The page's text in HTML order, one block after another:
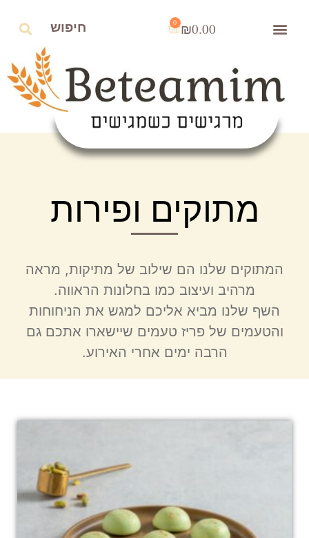
₪0.00
0
מתוקים ופירות
המתוקים שלנו הם שילוב של מתיקות, מראה
מרהיב ועיצוב כמו בחלונות הראווה.
השף שלנו מביא אליכם למגש את הניחוחות
והטעמים של פריז טעמים שיישארו אתכם גם
הרבה ימים אחרי האירוע.